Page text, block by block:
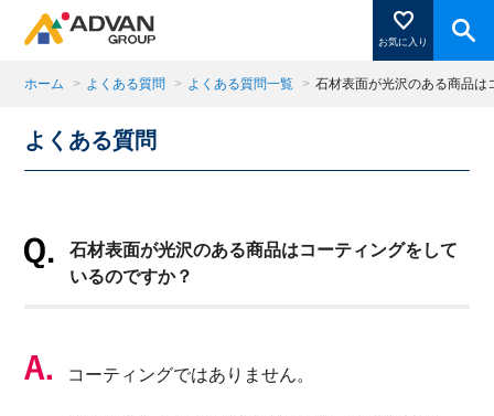
お気に入り
商品ページにある「お気に入り登録」を押すと登録した
商品がここに表示されます。
ホーム > よくある質問 > よくある質問一覧 > 石材表面が光沢のある商品
よくある質問
石材表面が光沢のある商品はコーティングをして
いるのですか？
コーティングではありません。